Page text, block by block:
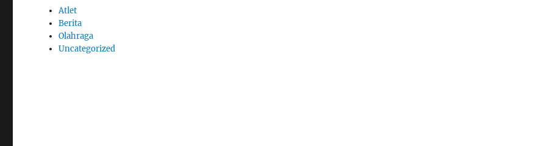
Atlet
Berita
Olahraga
Uncategorized